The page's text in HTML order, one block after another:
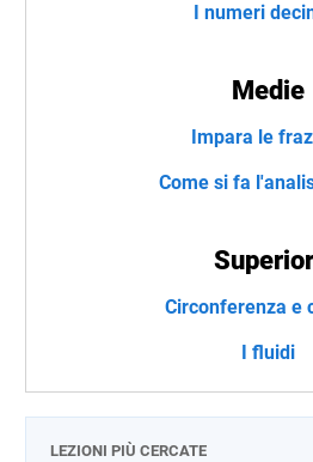
I numeri
Medie
Impara le
Come si fa
Circonferenza e
I fluidi
LEZIONI PIÙ CERCATE